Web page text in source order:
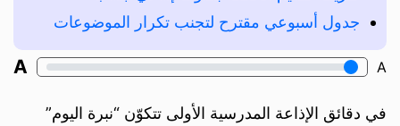
جدول أسبوعي مقترح لتجنب تكرار الموضوعات
A
A
في دقائق الإذاعة المدرسية الأولى تتكوّن “نبرة اليوم”